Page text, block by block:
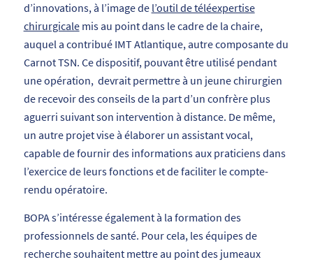
d’innovations, à l’image de l’outil de téléexpertise
chirurgicalemis au point dans le cadre de la chaire,
auquel a contribué IMT Atlantique, autre composante du
Carnot TSN. Ce dispositif, pouvant être utilisé pendant
une opération, devrait permettre à un jeune chirurgien
de recevoir des conseils de la part d’un confrère plus
aguerri suivant son intervention à distance. De même,
un autre projet vise à élaborer un assistant vocal,
capable de fournir des informations aux praticiens dans
l’exercice de leurs fonctions et de faciliter le compte-
rendu opératoire.
BOPA s’intéresse également à la formation des
professionnels de santé. Pour cela, les équipes de
recherche souhaitent mettre au point des jumeaux